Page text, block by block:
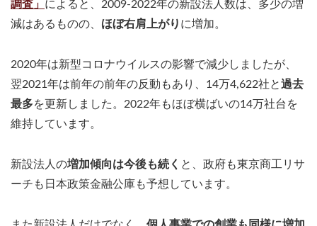
調査」 によると、2009-2022年の新設法人数は、多少の増
減はあるものの、 ほぼ右肩上がり に増加。
2020年は新型コロナウイルスの影響で減少しましたが、
翌2021年は前年の前年の反動もあり、14万4,622社と過去
最多を更新しました。2022年もほぼ横ばいの14万社台を
維持しています。
新設法人の増加傾向は今後も続く と、政府も東京商工リサ
ーチも日本政策金融公庫も予想しています。